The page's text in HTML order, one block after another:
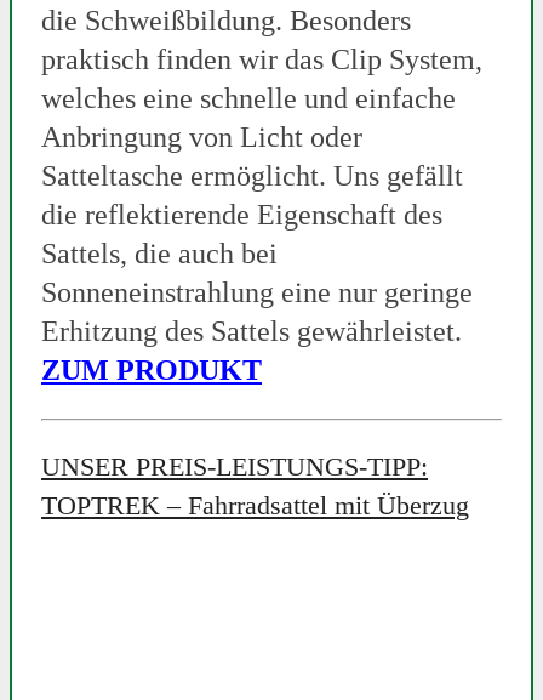
die Schweißbildung. Besonders
praktisch finden wir das Clip System,
welches eine schnelle und einfache
Anbringung von Licht oder
Satteltasche ermöglicht. Uns gefällt
die reflektierende Eigenschaft des
Sattels, die auch bei
Sonneneinstrahlung eine nur geringe
Erhitzung des Sattels gewährleistet.
ZUM PRODUKT
UNSER PREIS-LEISTUNGS-TIPP:
TOPTREK – Fahrradsattel mit Überzug